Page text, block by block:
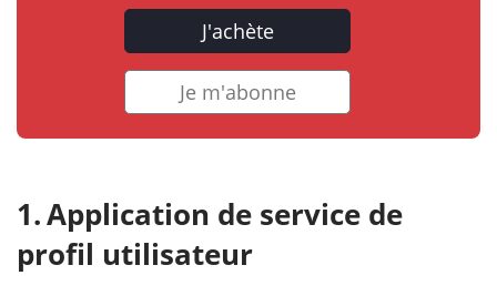
J'achète
Je m'abonne
Application de service de
profil utilisateur